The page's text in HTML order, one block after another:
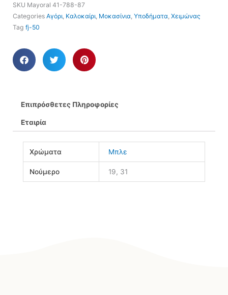
SKU Mayoral 41-788-87
Categories Αγόρι Καλοκαίρι Μοκασίνια Υποδήματα Χειμώνας
Tag fj-50
Επιπρόσθετες Πληροφορίες
Εταιρία
Χρώματα Μπλε
Νούμερο 19, 31